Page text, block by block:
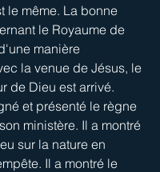
le même. La bonne
le Royaume de
manière
la venue de Jésus, le
de Dieu est arrivé.
et présenté le règne
ministère. Il a montré
sur la nature en
Il a montré le